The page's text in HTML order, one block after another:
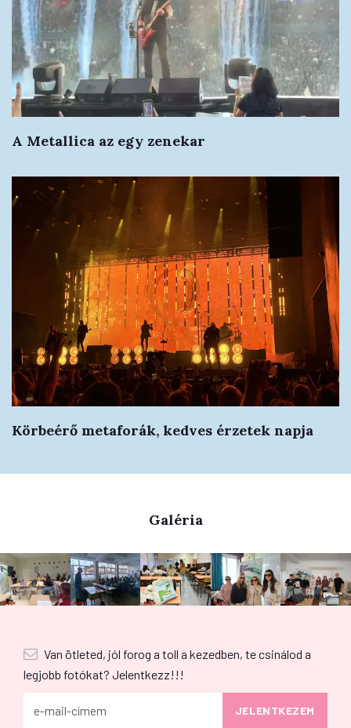
A Metallica az egy zenekar
Körbeérő metaforák, kedves érzetek napja
Galéria
Van ötleted, jól forog a toll a kezedben, te csinálod a
legjobb fotókat? Jelentkezz!!!